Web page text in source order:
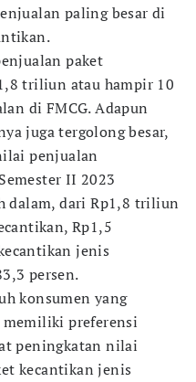
paling besar di
paket
triliun atau hampir 10
di FMCG. Adapun
juga tergolong besar,
penjualan
II 2023
dalam, dari Rp1,8 triliun
Rp1,5
jenis
persen.
konsumen yang
preferensi
peningkatan nilai
kecantikan jenis